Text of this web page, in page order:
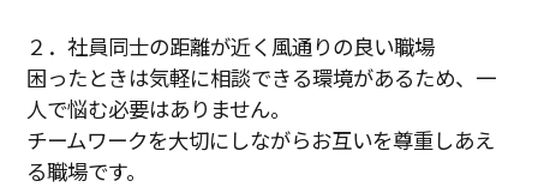
２．社員同士の距離が近く風通りの良い職場
困ったときは気軽に相談できる環境があるため、一
人で悩む必要はありません。
チームワークを大切にしながらお互いを尊重しあえ
る職場です。